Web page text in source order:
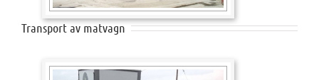
Transport av matvagn